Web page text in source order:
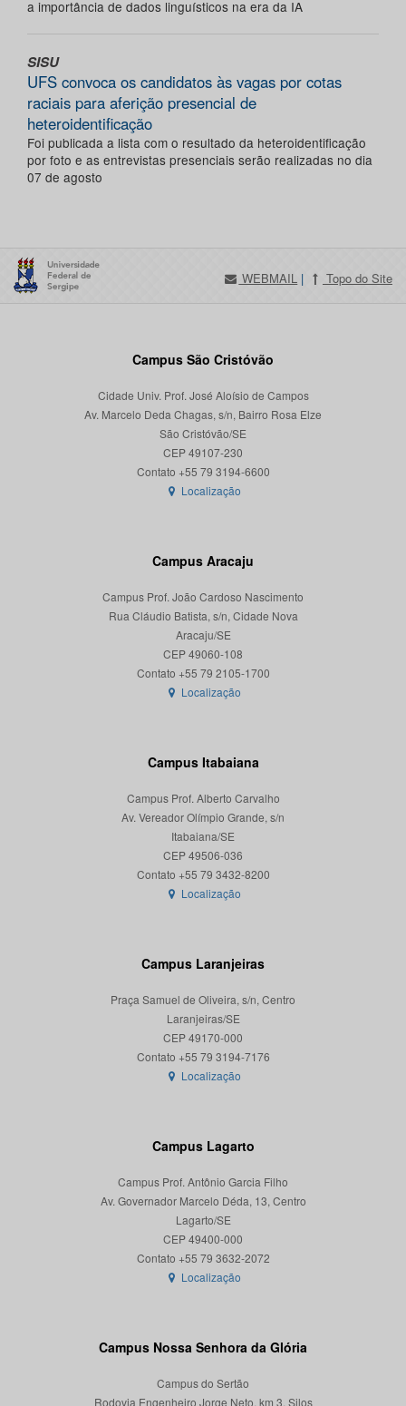
a importância de dados linguísticos na era da IA
SISU
UFS convoca os candidatos às vagas por cotas
raciais para aferição presencial de
heteroidentificação
Foi publicada a lista com o resultado da heteroidentificação
por foto e as entrevistas presenciais serão realizadas no dia
07 de agosto
WEBMAIL | Topo do Site
Campus São Cristóvão
Cidade Univ. Prof. José Aloísio de Campos
Av. Marcelo Deda Chagas, s/n, Bairro Rosa Elze
São Cristóvão/SE
CEP 49107-230
Localização
Campus Aracaju
Campus Prof. João Cardoso Nascimento
Rua Cláudio Batista, s/n, Cidade Nova
Aracaju/SE
CEP 49060-108
Localização
Campus Itabaiana
Campus Prof. Alberto Carvalho
Av. Vereador Olímpio Grande, s/n
Itabaiana/SE
CEP 49506-036
Localização
Campus Laranjeiras
Praça Samuel de Oliveira, s/n, Centro
Laranjeiras/SE
CEP 49170-000
Localização
Campus Lagarto
Campus Prof. Antônio Garcia Filho
Av. Governador Marcelo Déda, 13, Centro
Lagarto/SE
CEP 49400-000
Localização
Campus Nossa Senhora da Glória
Campus do Sertão
Rodovia Engenheiro Jorge Neto, km 3, Silos